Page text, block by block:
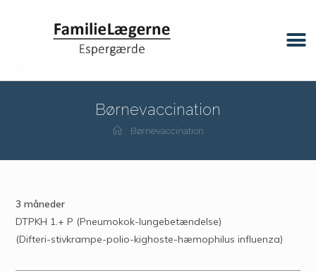
Børnevaccination
Børnevaccination
3 måneder
DTPKH 1.+ P (Pneumokok-lungebetændelse)
(Difteri-stivkrampe-polio-kighoste-hæmophilus influenza)